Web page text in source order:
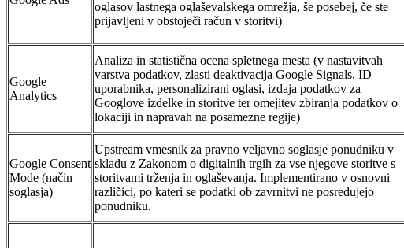
oglasov lastnega oglaševalskega omrežja, še posebej, če ste
prijavljeni v obstoječi račun v storitvi)
Google
Analytics
Analiza in statistična ocena spletnega mesta (v nastavitvah
varstva podatkov, zlasti deaktivacija Google Signals, ID
uporabnika, personalizirani oglasi, izdaja podatkov za
Googlove izdelke in storitve ter omejitev zbiranja podatkov o
lokaciji in napravah na posamezne regije)
Google Consent
Mode (način
soglasja)
Upstream vmesnik za pravno veljavno soglasje ponudniku v
skladu z Zakonom o digitalnih trgih za vse njegove storitve s
storitvami trženja in oglaševanja. Implementirano v osnovni
različici, po kateri se podatki ob zavrnitvi ne posredujejo
ponudniku.